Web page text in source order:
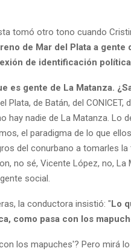
tomó otro tono cuando
de Mar del Plata a gente
de identificación
es gente de La Matanza.
Plata, de Batán, del
hay nadie de La Matanza. Lo
el paradigma de lo que
del conurbano a tomarles
no sé, Vicente López, no, La
social.
la conductora insistió: "Lo
como pasa con los
los mapuches'? Pero mirá lo